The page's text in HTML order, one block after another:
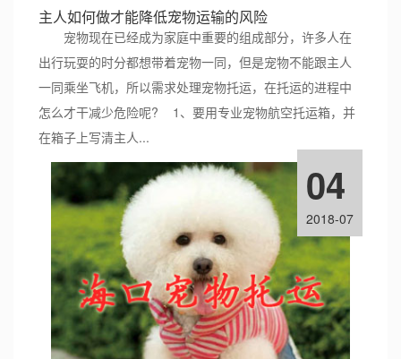
主人如何做才能降低宠物运输的风险
宠物现在已经成为家庭中重要的组成部分，许多人在
出行玩耍的时分都想带着宠物一同，但是宠物不能跟主人
一同乘坐飞机，所以需求处理宠物托运，在托运的进程中
怎么才干减少危险呢? 1、要用专业宠物航空托运箱，并
在箱子上写清主人...
04
2018-07